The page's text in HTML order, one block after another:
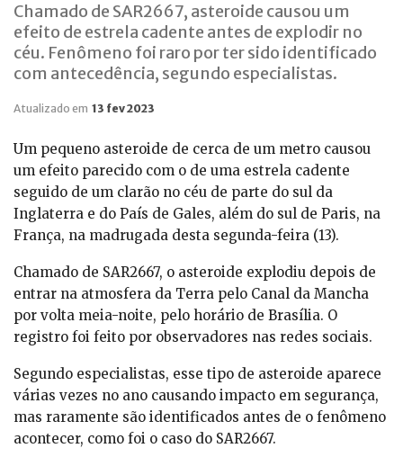
Chamado de SAR2667, asteroide causou um
efeito de estrela cadente antes de explodir no
céu. Fenômeno foi raro por ter sido identificado
com antecedência, segundo especialistas.
Atualizado em 13 fev 2023
Um pequeno asteroide de cerca de um metro causou
um efeito parecido com o de uma estrela cadente
seguido de um clarão no céu de parte do sul da
Inglaterra e do País de Gales, além do sul de Paris, na
França, na madrugada desta segunda-feira (13).
Chamado de SAR2667, o asteroide explodiu depois de
entrar na atmosfera da Terra pelo Canal da Mancha
por volta meia-noite, pelo horário de Brasília. O
registro foi feito por observadores nas redes sociais.
Segundo especialistas, esse tipo de asteroide aparece
várias vezes no ano causando impacto em segurança,
mas raramente são identificados antes de o fenômeno
acontecer, como foi o caso do SAR2667.